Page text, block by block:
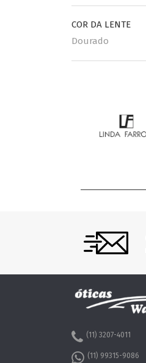
COR DA LENTE
Dourado
(11) 3207-4011
(11) 99315-9086